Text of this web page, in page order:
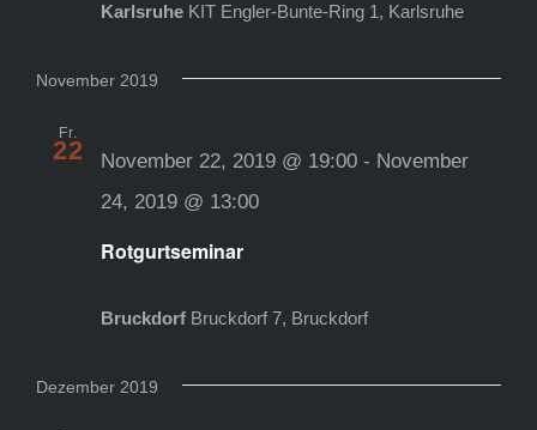
Karlsruhe KIT Engler-Bunte-Ring 1, Karlsruhe
November 2019
Fr.
22
Rotgurtseminar
November 22, 2019 @ 19:00 - November
24, 2019 @ 13:00
Bruckdorf Bruckdorf 7, Bruckdorf
Dezember 2019